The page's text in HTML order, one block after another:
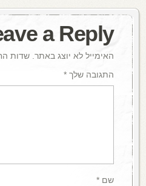
a Reply
האימייל לא יוצג באתר. שדות
התגובה שלך *
שם *